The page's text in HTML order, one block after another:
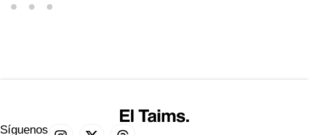
Síguenos